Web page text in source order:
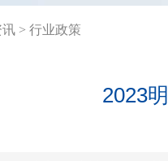
讯 > 行业政策
2023